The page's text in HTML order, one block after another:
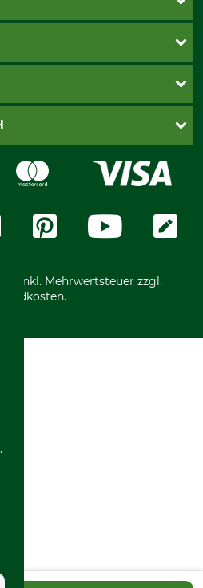
inkl. Mehrwertsteuer zzgl.